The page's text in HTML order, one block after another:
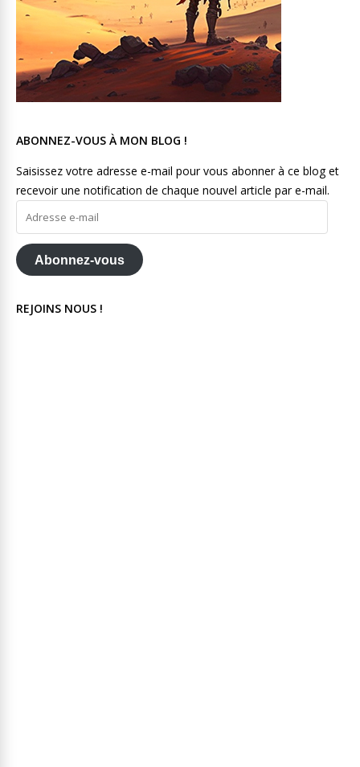
ABONNEZ-VOUS À MON BLOG !
Saisissez votre adresse e-mail pour vous abonner à ce blog et
recevoir une notification de chaque nouvel article par e-mail.
mail
Abonnez-vous
REJOINS NOUS !